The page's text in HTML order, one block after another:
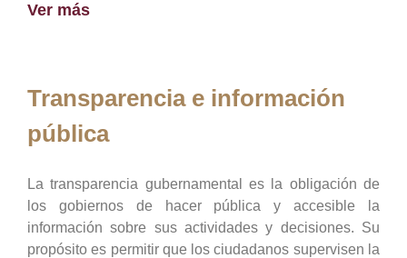
Ver más
Transparencia e información
pública
La transparencia gubernamental es la obligación de
los gobiernos de hacer pública y accesible la
información sobre sus actividades y decisiones. Su
propósito es permitir que los ciudadanos supervisen la